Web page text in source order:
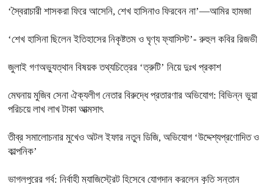
‘স্বৈরাচারী শাসকরা ফিরে আসেনি, শেখ হাসিনাও ফিরবেন না’—আমির হামজা
‘শেখ হাসিনা ছিলেন ইতিহাসের নিকৃষ্টতম ও ঘৃণ্য ফ্যাসিস্ট’- রুহুল কবির রিজভী
জুলাই গণঅভ্যুত্থান বিষয়ক তথ্যচিত্রের ‘ত্রুটি’ নিয়ে দুঃখ প্রকাশ
মেঘনায় মুজিব সেনা ঐক্যলীগ নেতার বিরুদ্ধে প্রতারণার অভিযোগ: বিভিন্ন ভুয়া
পরিচয়ে লাখ লাখ টাকা আত্মসাৎ
তীব্র সমালোচনার মুখেও অটল ইফার নতুন ডিজি, অভিযোগ ‘উদ্দেশ্যপ্রণোদিত ও
কাল্পনিক’
ভাগলপুরের গর্ব: নির্বাহী ম্যাজিস্ট্রেট হিসেবে যোগদান করলেন কৃতি সন্তান